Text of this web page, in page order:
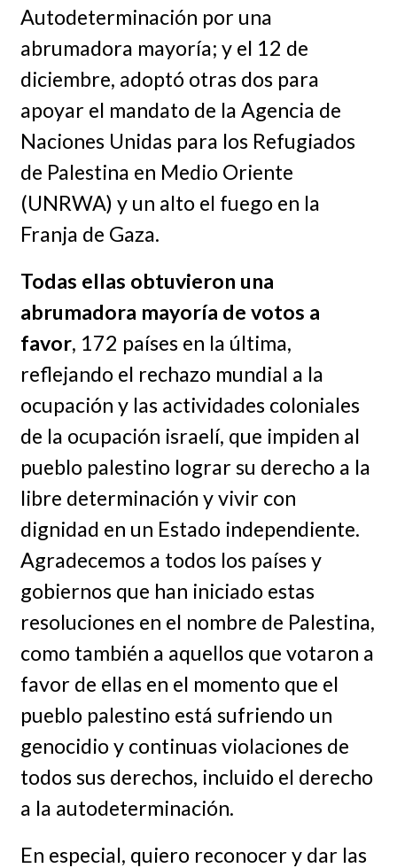
Autodeterminación por una
abrumadora mayoría; y el 12 de
diciembre, adoptó otras dos para
apoyar el mandato de la Agencia de
Naciones Unidas para los Refugiados
de Palestina en Medio Oriente
(UNRWA) y un alto el fuego en la
Franja de Gaza.
Todas ellas obtuvieron una
abrumadora mayoría de votos a
favor, 172 países en la última,
reflejando el rechazo mundial a la
ocupación y las actividades coloniales
de la ocupación israelí, que impiden al
pueblo palestino lograr su derecho a la
libre determinación y vivir con
dignidad en un Estado independiente.
Agradecemos a todos los países y
gobiernos que han iniciado estas
resoluciones en el nombre de Palestina,
como también a aquellos que votaron a
favor de ellas en el momento que el
pueblo palestino está sufriendo un
genocidio y continuas violaciones de
todos sus derechos, incluido el derecho
a la autodeterminación.
En especial, quiero reconocer y dar las